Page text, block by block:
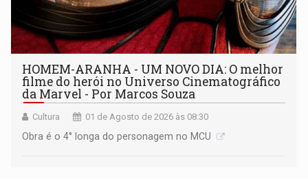
HOMEM-ARANHA - UM NOVO DIA: O melhor
filme do herói no Universo Cinematográfico
da Marvel - Por Marcos Souza
Cultura 01 de Agosto de 2026 às 08:30
Obra é o 4° longa do personagem no MCU